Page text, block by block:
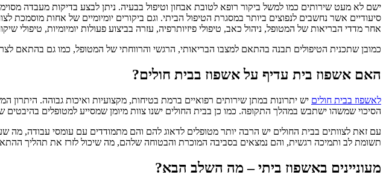
ישם לא מעט שירותים כמו למשל ביקור רופא לטובת אבחון וטיפול בבעיה. ניתן לבצע בדיקות מעבדה
סיעודיים אשר נחשבים לנפוצים ביותר במסגרת הטיפול הביתי. וגם ביקורים יומיומיים של אחות מוסמכת
אחר מדדי הבריאות של המטופל, ניהול כאב, טיפולי פיזיותרפיה, עזרה בביצוע פעולות יומיומיות, טיפולי
כמובן שתכנית הטיפולים תבנה בהתאם למצבו הבריאותי, הרגשי והרווחתי של המטופל, כמו גם בהתאם
האם אשפוז בית עדיף על אשפוז בבית חולים?
לאשפוז בבית חולים יש יתרונות במתן שירותים רפואיים ברמת בטיחות, מקצועיות ואיכות גבוהה.
הסיכוי שמשהו ישתבש במהלך התקופה. כמו כן בבית החולים ישנו צוות מיומן שמסייע למטופלים בהיבטים
עם זאת לצוותים בבית החולים יש הרבה יותר מטופלים לדאוג להם והם מתמודדים עם עומסי עבודה,
תשומת לב ותמיכה רגשית, והם נמצאים בסביבה המוכרת והבטוחה שלהם, מה שיכול לזרז את תהליך
מעוניינים באשפוז ביתי – מה השלב הבא?